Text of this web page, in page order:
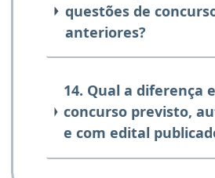
questões de
anteriores?
14. Qual a diferença
concurso previsto,
e com edital